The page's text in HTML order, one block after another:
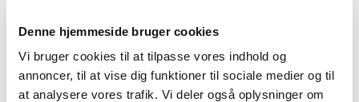
Denne hjemmeside bruger cookies
Vi bruger cookies til at tilpasse vores indhold og
annoncer, til at vise dig funktioner til sociale medier og til
at analysere vores trafik. Vi deler også oplysninger om
september (2)
april (3)
marts (1)